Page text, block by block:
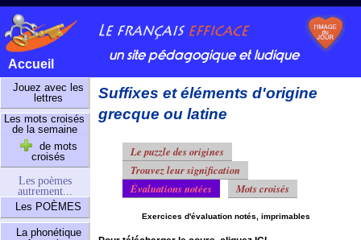
un site pédagogique et ludique
Accueil
Jouez avec les
lettres
Les mots croisés
de la semaine
de mots
croisés
Les poèmes
autrement...
Les POÈMES
La phonétique
Suffixes et éléments d'origine
grecque ou latine
Le puzzle des origines
Trouvez leur signification
Évaluations notées
Mots croisés
Exercices d'évaluation notés, imprimables